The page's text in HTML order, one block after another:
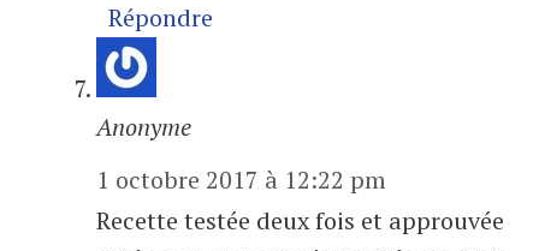
Répondre
Anonyme
1 octobre 2017 à 12:22 pm
Recette testée deux fois et approuvée